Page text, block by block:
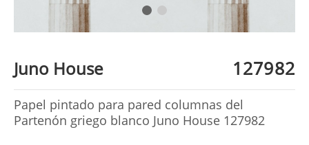
Juno House 127982
Papel pintado para pared columnas del
Partenón griego blanco Juno House 127982